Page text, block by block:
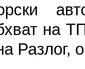
на
Разлог,